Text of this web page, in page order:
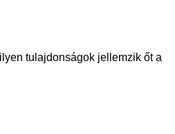
tulajdonságok jellemzik őt a